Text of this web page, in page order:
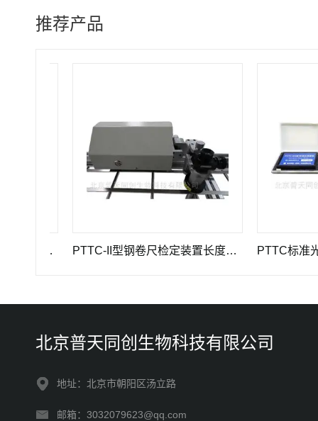
推荐产品
PTTC-II型钢卷尺检定装置长度计量仪器 PTTC标准光泽
北京普天同创生物科技有限公司
地址：北京市朝阳区汤立路
邮箱：3032079623@qq.com